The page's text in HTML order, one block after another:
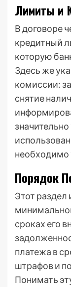
Лимиты и
В договоре
кредитный
которую
Здесь же
комиссии:
снятие
необходимо
Порядок
Этот
сроках его
платежа в
штрафов и
Понимать